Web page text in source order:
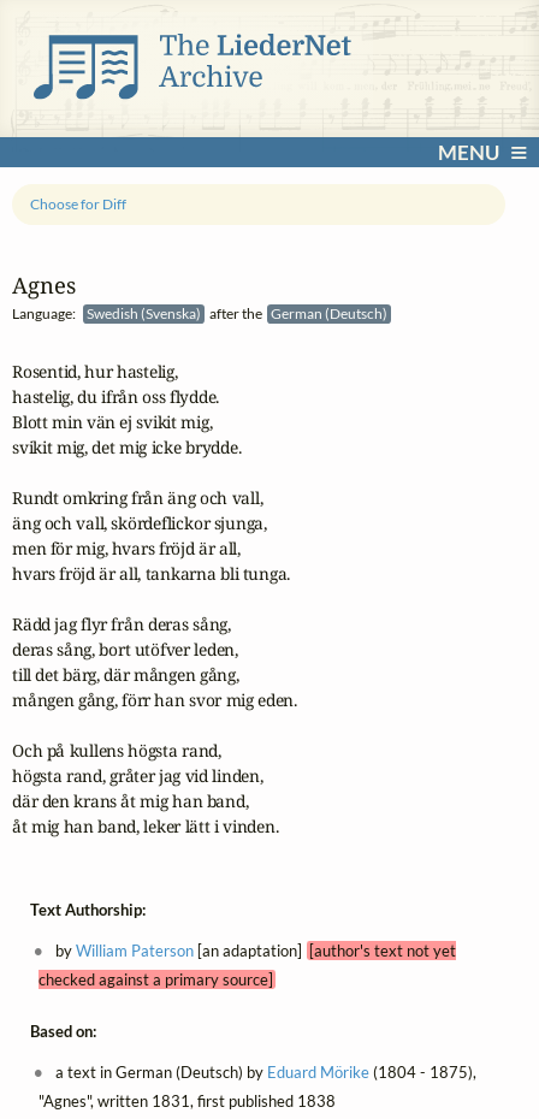
MENU
Agnes
Language: Swedish (Svenska) after the German (Deutsch)
Choose for Diff
Rosentid, hur hastelig,
hastelig, du ifrån oss flydde.
Blott min vän ej svikit mig,
svikit mig, det mig icke brydde.
Rundt omkring från äng och vall,
äng och vall, skördeflickor sjunga,
men för mig, hvars fröjd är all,
hvars fröjd är all, tankarna bli tunga.
Rädd jag flyr från deras sång,
deras sång, bort utöfver leden,
till det bärg, där mången gång,
mången gång, förr han svor mig eden.
Och på kullens högsta rand,
högsta rand, gråter jag vid linden,
där den krans åt mig han band,
åt mig han band, leker lätt i vinden.
Text Authorship:
byWilliam Paterson [an adaptation]
[author's text not yet
checked against a primary source]
Based on:
a text in German (Deutsch) by Eduard Mörike(1804 - 1875),
"Agnes", written 1831, first published 1838